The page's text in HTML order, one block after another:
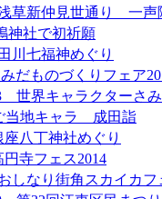
草新仲見世通り 一声
神社で初祈願
川七福神めぐり
みだものづくりフェア
世界キャラクターさ
当地キャラ 成田詣
八丁神社めぐり
寺フェス2014
しなり街角スカイカフ